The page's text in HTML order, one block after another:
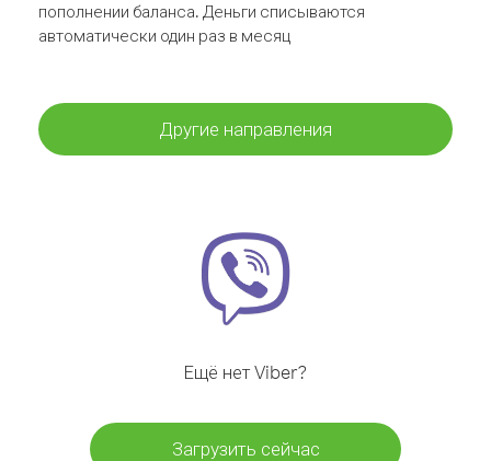
пополнении баланса. Деньги списываются
автоматически один раз в месяц
Другие направления
Ещё нет Viber?
Загрузить сейчас